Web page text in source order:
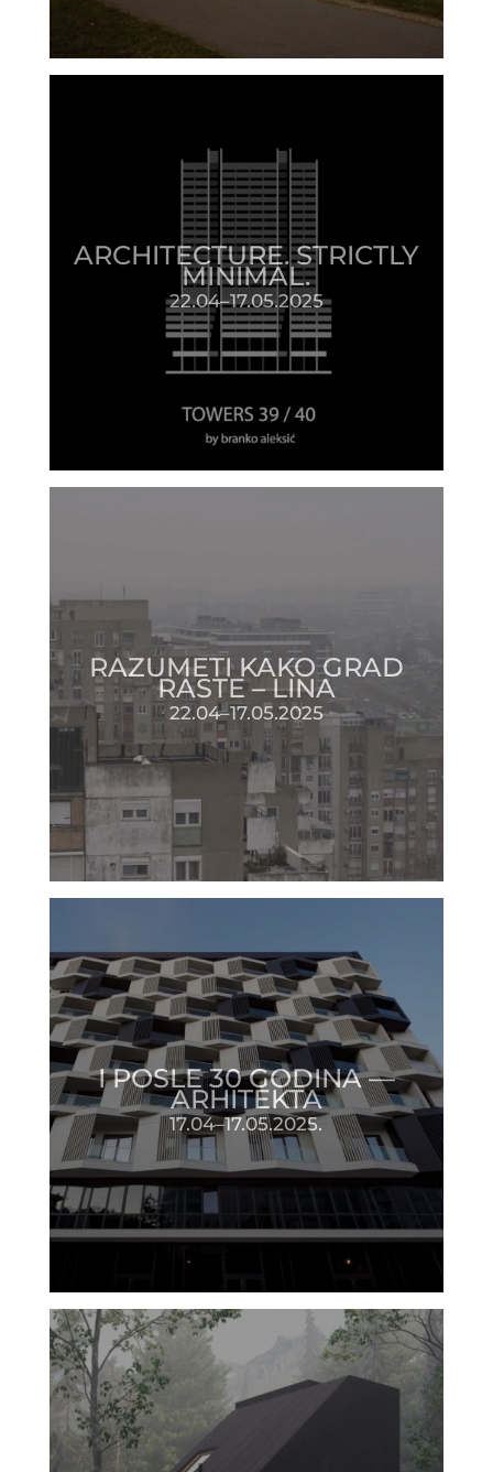
ARCHITECTURE. STRICTLY
MINIMAL.
22.04–17.05.2025
RAZUMETI KAKO GRAD
RASTE – LINA
22.04–17.05.2025
I POSLE 30 GODINA —
ARHITEKTA
17.04–17.05.2025.